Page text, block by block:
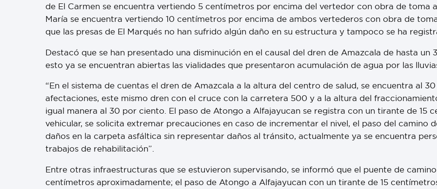
de El Carmen se encuentra vertiendo 5 centímetros por encima del vertedor con obra de toma
María se encuentra vertiendo 10 centímetros por encima de ambos vertederos con obra de
que las presas de El Marqués no han sufrido algún daño en su estructura y tampoco se ha
Destacó que se han presentado una disminución en el causal del dren de Amazcala de hasta
esto ya se encuentran abiertas las vialidades que presentaron acumulación de agua por las
“En el sistema de cuentas el dren de Amazcala a la altura del centro de salud, se encuentra al
afectaciones, este mismo dren con el cruce con la carretera 500 y a la altura del
igual manera al 30 por ciento. El paso de Atongo a Alfajayucan se registra con un tirante de 15
vehicular, se solicita extremar precauciones en caso de incrementar el nivel, el paso del camino
daños en la carpeta asfáltica sin representar daños al tránsito, actualmente ya se encuentra
trabajos de rehabilitación”.
Entre otras infraestructuras que se estuvieron supervisando, se informó que el puente de
centímetros aproximadamente; el paso de Atongo a Alfajayucan con un tirante de 15